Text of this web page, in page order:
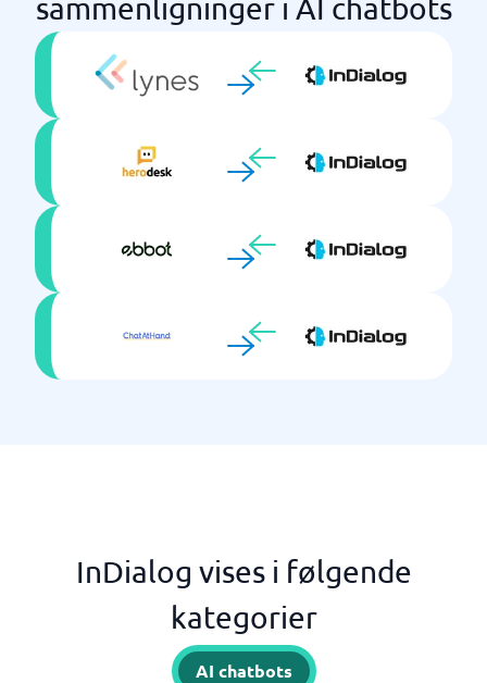
sammenligninger i AI chatbots
InDialog vises i følgende
kategorier
AI chatbots